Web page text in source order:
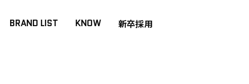
BRAND LIST KNOW 新卒採用